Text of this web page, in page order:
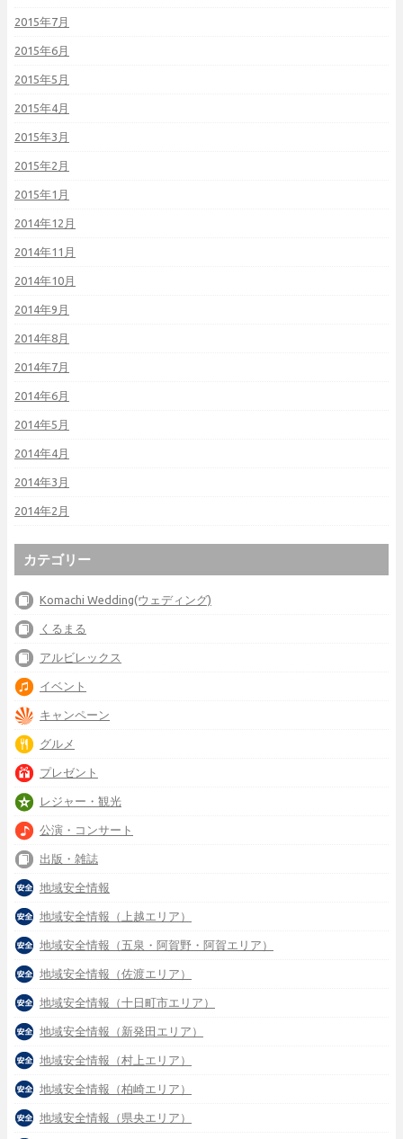
2015年7月
2015年6月
2015年5月
2015年4月
2015年3月
2015年2月
2015年1月
2014年12月
2014年11月
2014年10月
2014年9月
2014年8月
2014年7月
2014年6月
2014年5月
2014年4月
2014年3月
2014年2月
カテゴリー
Komachi Wedding(ウェディング)
くるまる
アルビレックス
イベント
キャンペーン
グルメ
プレゼント
レジャー・観光
公演・コンサート
出版・雑誌
地域安全情報
地域安全情報（上越エリア）
地域安全情報（五泉・阿賀野・阿賀エリア）
地域安全情報（佐渡エリア）
地域安全情報（十日町市エリア）
地域安全情報（新発田エリア）
地域安全情報（村上エリア）
地域安全情報（柏崎エリア）
地域安全情報（県央エリア）